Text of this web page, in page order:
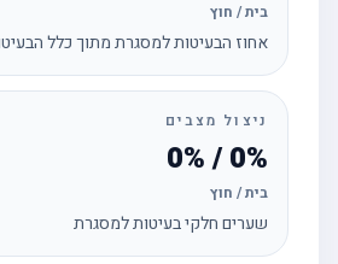
בית / חוץ
אחוז הבעיטות למסגרת מתוך כלל הבעיטות
ניצול מצבים
0% / 0%
בית / חוץ
שערים חלקי בעיטות למסגרת